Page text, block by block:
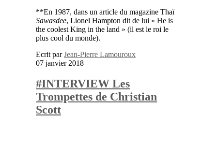
**En 1987, dans un article du magazine Thaï
Sawasdee, Lionel Hampton dit de lui « He is
the coolest King in the land » (il est le roi le
plus cool du monde).
Ecrit parJean-Pierre Lamouroux
07 janvier 2018
#INTERVIEW Les
Trompettes de Christian
Scott